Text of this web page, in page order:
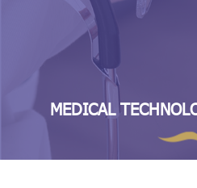
MEDICAL